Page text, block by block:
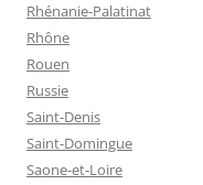
Rhénanie-Palatinat
Rhône
Rouen
Russie
Saint-Denis
Saint-Domingue
Saone-et-Loire